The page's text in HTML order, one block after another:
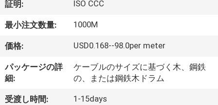
私
に
つ
証明: ISO CCC
最小注文数量: 1000M
価格: USD0.168--98.0per meter
パッケージの詳
細:
ケーブルのサイズに基づく木、鋼鉄
の、または鋼鉄木ドラム
受渡し時間: 1-15days